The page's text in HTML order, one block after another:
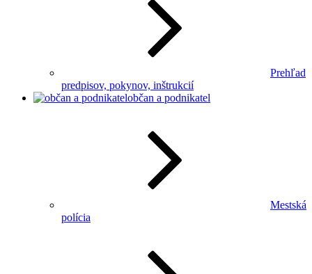
Prehľad
predpisov, pokynov, inštrukcií
občan a podnikatel
Mestská
polícia